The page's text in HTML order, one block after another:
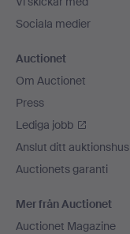
Sociala medier
Auctionet
Om Auctionet
Press
Lediga jobb
Anslut ditt auktionshus
Auctionets garanti
Mer från Auctionet
Auctionet Magazine